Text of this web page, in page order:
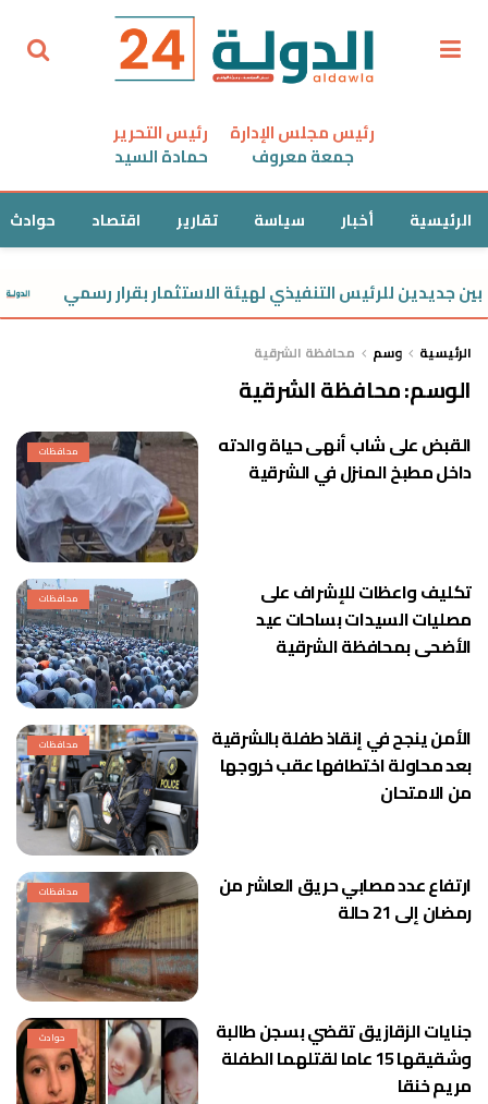
رئيس مجلس الإدارة
جمعة معروف
رئيس التحرير
حمادة السيد
الرئيسية أخبار سياسة تقارير اقتصاد حوادث
جديدين للرئيس التنفيذي لهيئة الاستثمار بقرار رسمي
الرئيسية وسم محافظة الشرقية
الوسم:محافظة الشرقية
محافظات
القبض على شاب أنهى حياة والدته
داخل مطبخ المنزل في الشرقية
محافظات
تكليف واعظات للإشراف على
مصليات السيدات بساحات عيد
الأضحى بمحافظة الشرقية
محافظات
الأمن ينجح في إنقاذ طفلة بالشرقية
بعد محاولة اختطافها عقب خروجها
من الامتحان
محافظات
ارتفاع عدد مصابي حريق العاشر من
رمضان إلى 21 حالة
حوادث
جنايات الزقازيق تقضي بسجن طالبة
وشقيقها 15 عاما لقتلهما الطفلة
مريم خنقا